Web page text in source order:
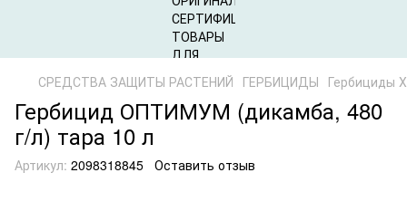
СРЕДСТВА ЗАЩИТЫ РАСТЕНИЙ ГЕРБИЦИДЫ Гербициды
Гербицид ОПТИМУМ (дикамба, 480
г/л) тара 10 л
Артикул: 2098318845 Оставить отзыв